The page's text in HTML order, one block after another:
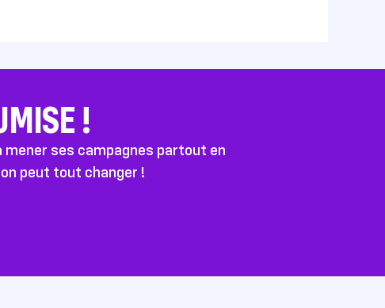
!
ses campagnes partout en
peut tout changer !